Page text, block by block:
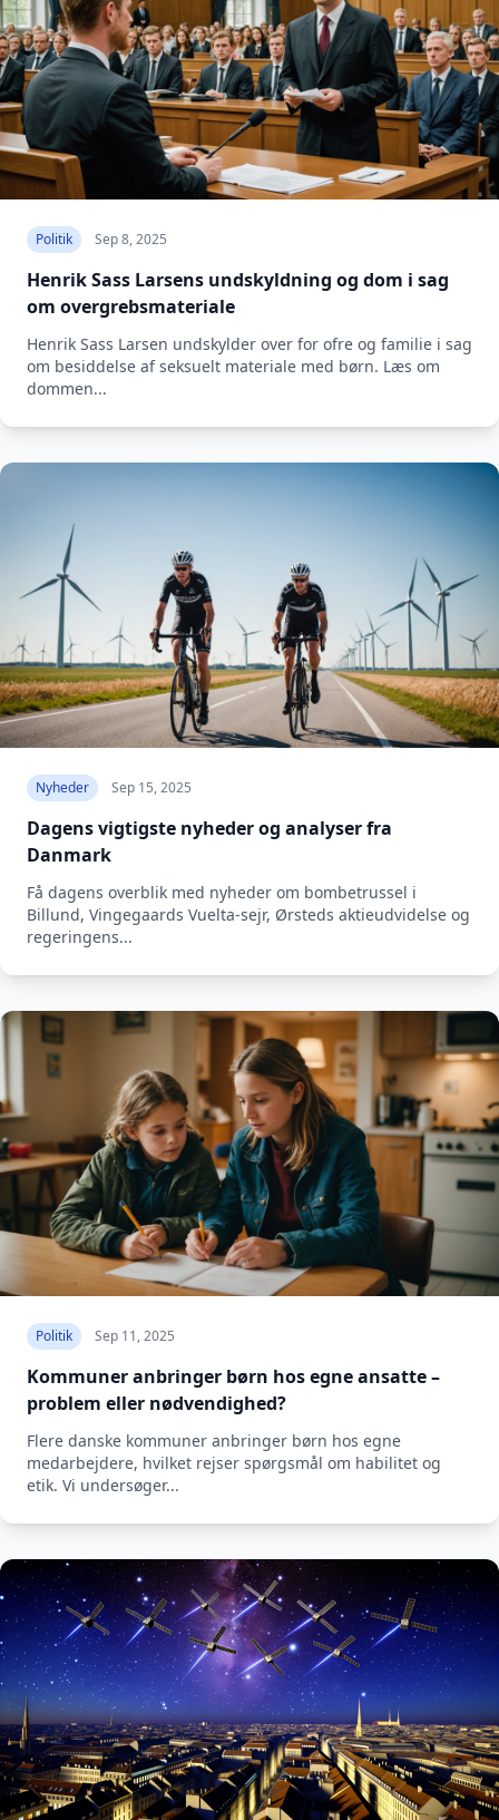
Politik Sep 8, 2025
Henrik Sass Larsens undskyldning og dom i sag
om overgrebsmateriale
Henrik Sass Larsen undskylder over for ofre og familie i sag
om besiddelse af seksuelt materiale med børn. Læs om
dommen...
Nyheder Sep 15, 2025
Dagens vigtigste nyheder og analyser fra
Danmark
Få dagens overblik med nyheder om bombetrussel i
Billund, Vingegaards Vuelta-sejr, Ørsteds aktieudvidelse og
regeringens...
Politik Sep 11, 2025
Kommuner anbringer børn hos egne ansatte –
problem eller nødvendighed?
Flere danske kommuner anbringer børn hos egne
medarbejdere, hvilket rejser spørgsmål om habilitet og
etik. Vi undersøger...